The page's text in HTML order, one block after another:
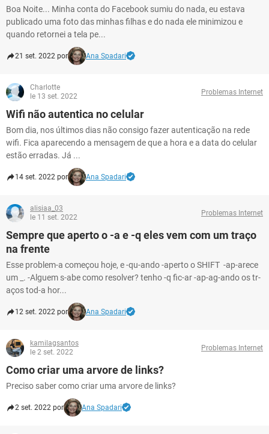
Boa Noite... Minha conta do Facebook sumiu do nada, eu estava
publicado uma foto das minhas filhas e do nada ele minimizou e
quando retornei a tela pe...
21 set. 2022 por Ana Spadari
Charlotte
le 13 set. 2022
Problemas Internet
Wifi não autentica no celular
Bom dia, nos últimos dias não consigo fazer autenticação na rede
wifi. Fica aparecendo a mensagem de que a hora e a data do celular
estão erradas. Já ...
14 set. 2022 por Ana Spadari
alisiaa_03
le 11 set. 2022
Problemas Internet
Sempre que aperto o -a e -q eles vem com um traço
na frente
Esse problem-a começou hoje, e -qu-ando -aperto o SHIFT -ap-arece
um _. -Alguem s-abe como resolver? tenho -q fic-ar -ap-ag-ando os tr-
aços tod-a hor...
12 set. 2022 por Ana Spadari
kamilagsantos
le 2 set. 2022
Problemas Internet
Como criar uma arvore de links?
Preciso saber como criar uma arvore de links?
2 set. 2022 por Ana Spadari